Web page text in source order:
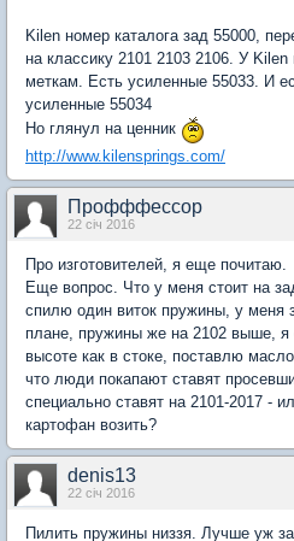
Kilen номер каталога зад 55000,
на классику 2101 2103 2106. У
меткам. Есть усиленные 55033. И
усиленные 55034
Но глянул на ценник
http://www.kilensprings.com/
Профффессор
22 січ 2016
Про изготовителей, я еще почитаю.
Еще вопрос. Что у меня стоит на
спилю один виток пружины, у меня
плане, пружины же на 2102 выше, я
высоте как в стоке, поставлю
что люди покапают ставят
специально ставят на 2101-2017 -
картофан возить?
denis13
22 січ 2016
Пилить пружины низзя. Лучше уж